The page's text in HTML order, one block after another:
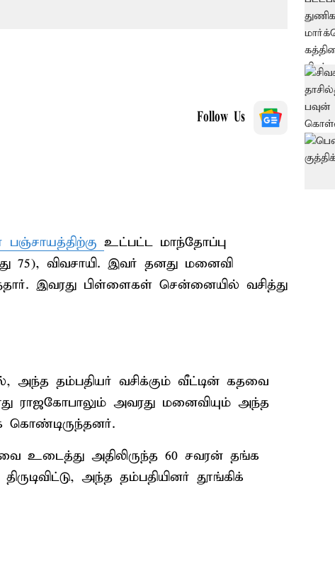
Follow Us
உட்பட்ட மாந்தோப்பு
75), விவசாயி. இவர் தனது மனைவி
இவரது பிள்ளைகள் சென்னையில் வசித்து
அந்த தம்பதியர் வசிக்கும் வீட்டின் கதவை
ராஜகோபாலும் அவரது மனைவியும் அந்த
கொண்டிருந்தனர்.
உடைத்து அதிலிருந்த 60 சவரன் தங்க
அந்த தம்பதியினர் தூங்கிக்